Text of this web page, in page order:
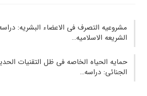
مشروعیه التصرف فی الاعضاء البشریه:
الشریعه الاسلامیه…
حمایه الحیاه الخاصه فی ظل التقنیات
الجنائی: دراسه…